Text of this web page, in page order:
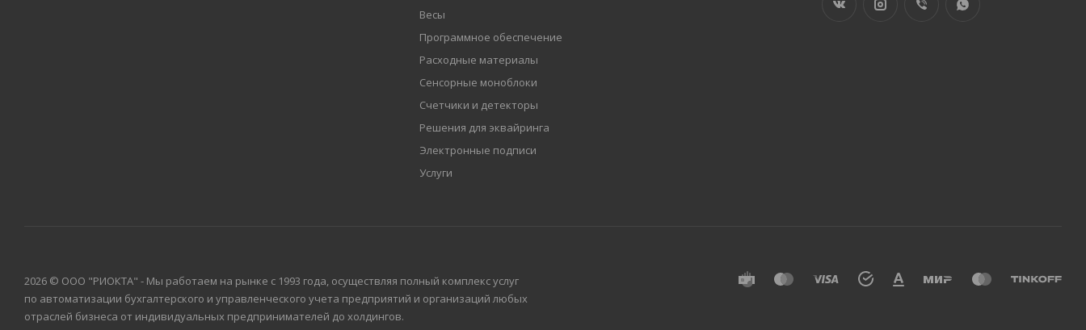
Весы
Программное обеспечение
Расходные материалы
Сенсорные моноблоки
Счетчики и детекторы
Решения для эквайринга
Электронные подписи
Услуги
2026 © ООО "РИОКТА" - Мы работаем на рынке с 1993 года, осуществляя полный комплекс услуг
по автоматизации бухгалтерского и управленческого учета предприятий и организаций любых
отраслей бизнеса от индивидуальных предпринимателей до холдингов.